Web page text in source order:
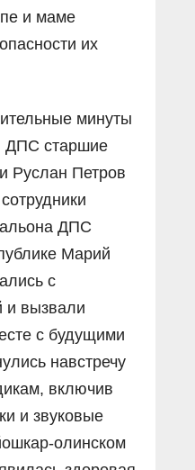
и маме
их
минуты
ДПС старшие
Руслан Петров
ДПС
Марий
с
и вызвали
с будущими
навстречу
включив
и звуковые
олинском